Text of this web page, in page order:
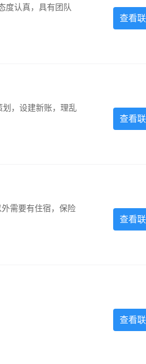
度认真，具有团队
查看
划，设建新账，理乱
查看
需要有住宿，保险
查看
查看